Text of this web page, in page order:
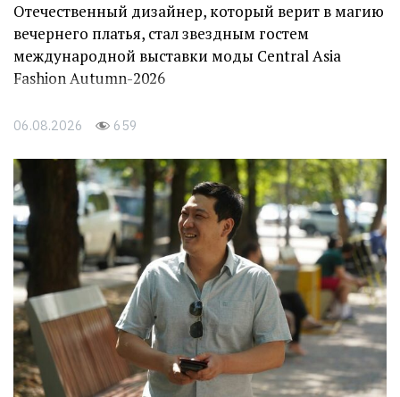
Отечественный дизайнер, который верит в магию
вечернего платья, стал звездным гостем
международной выставки моды Central Asia
Fashion Autumn-2026
06.08.2026 659